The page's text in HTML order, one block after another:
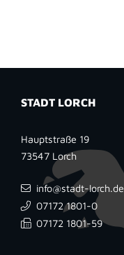
STADT LORCH
Hauptstraße 19
73547 Lorch
info@stadt-lorch.de
07172 1801-0
07172 1801-59